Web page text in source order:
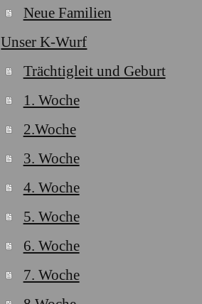
Neue Familien
Unser K-Wurf
Trächtigleit und Geburt
1. Woche
2.Woche
3. Woche
4. Woche
5. Woche
6. Woche
7. Woche